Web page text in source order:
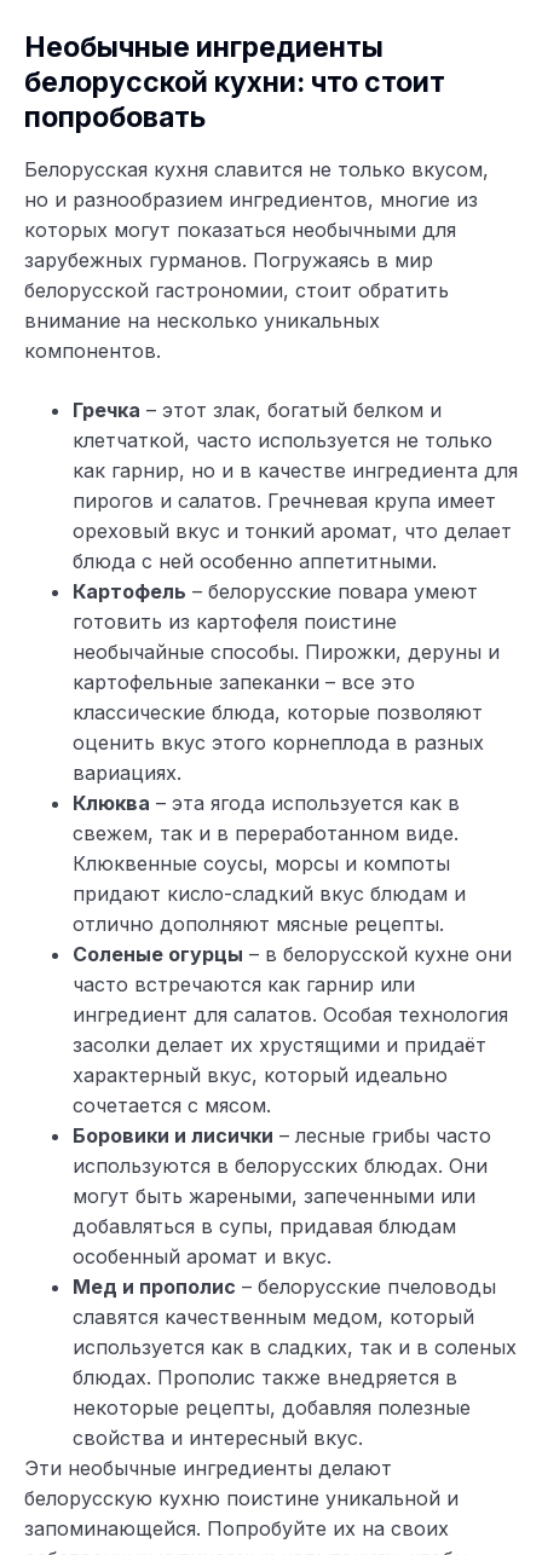
Необычные ингредиенты
белорусской кухни: что стоит
попробовать
Белорусская кухня славится не только вкусом,
но и разнообразием ингредиентов, многие из
которых могут показаться необычными для
зарубежных гурманов. Погружаясь в мир
белорусской гастрономии, стоит обратить
внимание на несколько уникальных
компонентов.
Гречка – этот злак, богатый белком и
клетчаткой, часто используется не только
как гарнир, но и в качестве ингредиента для
пирогов и салатов. Гречневая крупа имеет
ореховый вкус и тонкий аромат, что делает
блюда с ней особенно аппетитными.
Картофель – белорусские повара умеют
готовить из картофеля поистине
необычайные способы. Пирожки, деруны и
картофельные запеканки – все это
классические блюда, которые позволяют
оценить вкус этого корнеплода в разных
вариациях.
Клюква – эта ягода используется как в
свежем, так и в переработанном виде.
Клюквенные соусы, морсы и компоты
придают кисло-сладкий вкус блюдам и
отлично дополняют мясные рецепты.
Соленые огурцы – в белорусской кухне они
часто встречаются как гарнир или
ингредиент для салатов. Особая технология
засолки делает их хрустящими и придаёт
характерный вкус, который идеально
сочетается с мясом.
Боровики и лисички – лесные грибы часто
используются в белорусских блюдах. Они
могут быть жареными, запеченными или
добавляться в супы, придавая блюдам
особенный аромат и вкус.
Мед и прополис – белорусские пчеловоды
славятся качественным медом, который
используется как в сладких, так и в соленых
блюдах. Прополис также внедряется в
некоторые рецепты, добавляя полезные
свойства и интересный вкус.
Эти необычные ингредиенты делают
белорусскую кухню поистине уникальной и
запоминающейся. Попробуйте их на своих